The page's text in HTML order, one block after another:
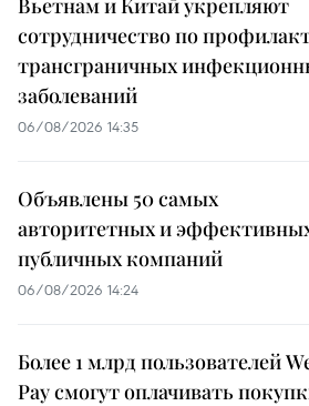
Вьетнам и Китай укрепляют
сотрудничество по
трансграничных
заболеваний
06/08/2026 14:35
Объявлены 50 самых
авторитетных и
публичных компаний
06/08/2026 14:24
Более 1 млрд пользователей
Pay смогут оплачивать